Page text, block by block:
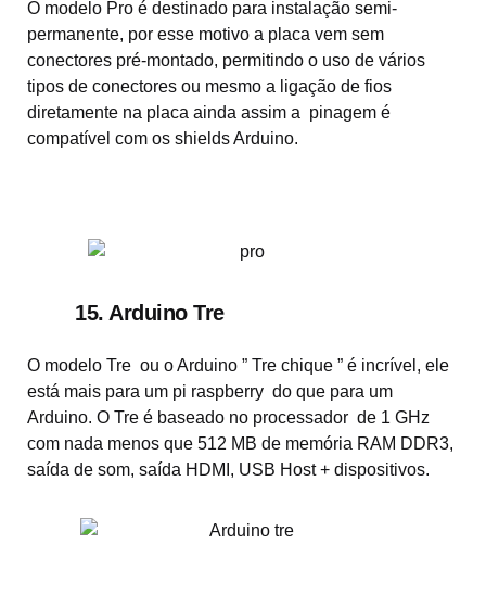
O modelo Pro é destinado para instalação semi-
permanente, por esse motivo a placa vem sem
conectores pré-montado, permitindo o uso de vários
tipos de conectores ou mesmo a ligação de fios
diretamente na placa ainda assim a pinagem é
compatível com os shields Arduino.
15. Arduino Tre
O modelo Tre ou o Arduino ” Tre chique ” é incrível, ele
está mais para um pi raspberry do que para um
Arduino. O Tre é baseado no processador de 1 GHz
com nada menos que 512 MB de memória RAM DDR3,
saída de som, saída HDMI, USB Host + dispositivos.